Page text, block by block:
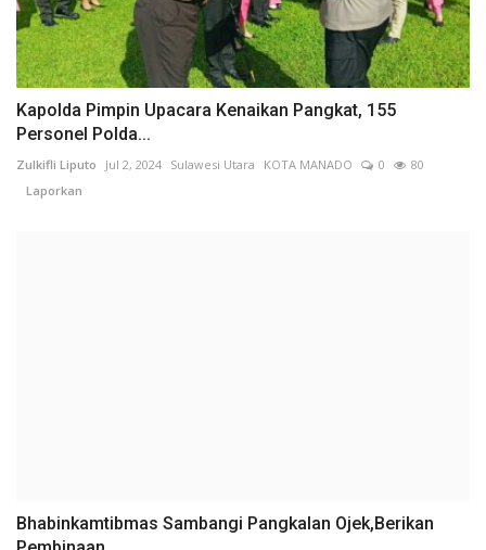
Kapolda Pimpin Upacara Kenaikan Pangkat, 155
Personel Polda...
Zulkifli Liputo Jul 2, 2024 Sulawesi Utara KOTA MANADO 0
80
Laporkan
Bhabinkamtibmas Sambangi Pangkalan Ojek,Berikan